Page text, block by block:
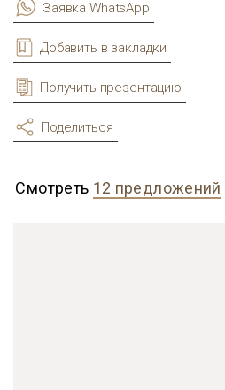
Заявка WhatsApp
Добавить в закладки
Получить презентацию
Поделиться
Смотреть 12 предложений